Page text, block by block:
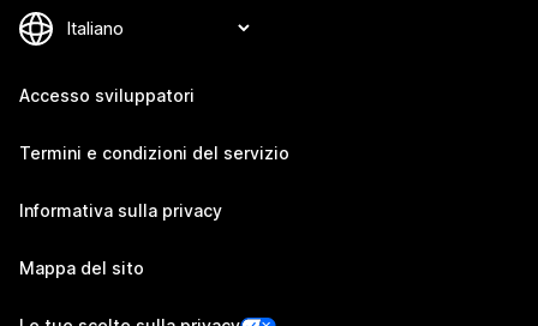
Accesso sviluppatori
Termini e condizioni del servizio
Informativa sulla privacy
Mappa del sito